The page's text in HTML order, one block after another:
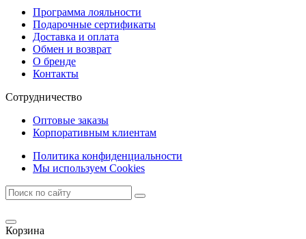
Программа лояльности
Подарочные сертификаты
Доставка и оплата
Обмен и возврат
О бренде
Контакты
Сотрудничество
Оптовые заказы
Корпоративным клиентам
Политика конфиденциальности
Мы используем Cookies
Корзина